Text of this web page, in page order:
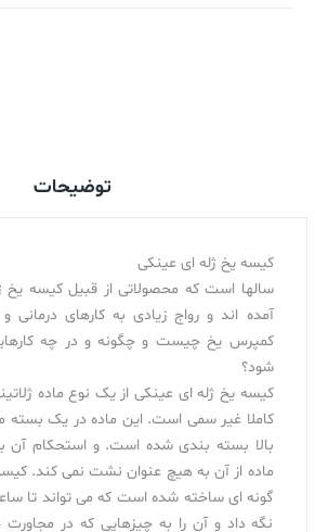
توضیحات
کیسه یخ ژله ای عینکی
سالها است که محصولاتی از قبیل کیسه یخ
آمده اند و رواج زیادی به کارهای درمانی
کمپرس یخ چیست و چگونه و در چه
شود؟
کیسه یخ ژله ای عینکی از یک نوع ماده
کاملا غیر سمی است. این ماده در یک بسته
بالا بسته بندی شده است. و استحکام آن
ماده از آن به هیچ عنوان نشت نمی کند.
گونه ای ساخته شده است که می تواند تا
نگه داد و آن را به چیزهایی که در مجاورت